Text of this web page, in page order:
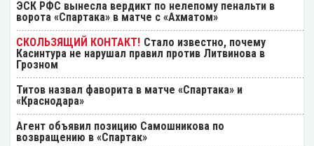
ЭСК РФС вынесла вердикт по нелепому пенальти в
ворота «Спартака» в матче с «Ахматом»
Стало известно, почему
Касинтура не нарушал правил против Литвинова в
Грозном
Титов назвал фаворита в матче «Спартака» и
«Краснодара»
Агент объявил позицию Самошникова по
возвращению в «Спартак»